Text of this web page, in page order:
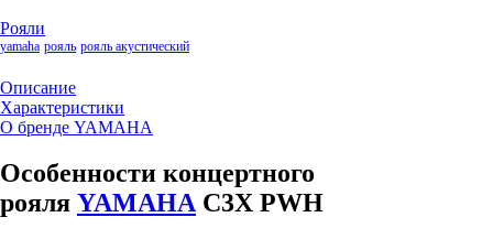
Рояли
yamaha рояль рояль акустический
Описание
Характеристики
О бренде YAMAHA
Особенности концертного
рояля YAMAHAC3X PWH